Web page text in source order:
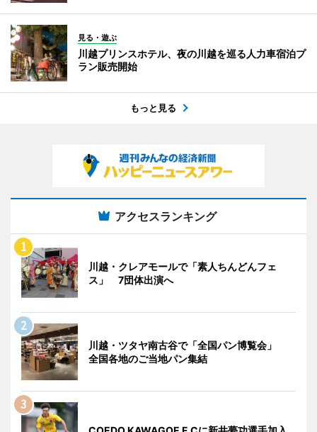
見る・遊ぶ
川越プリンスホテル、夜の川越を巡る人力車宿泊プ
ラン販売開始
もっと見る
アクセスランキング
川越・クレアモールで「素人ちんどんフェ
ス」 7団体出演へ
川越・ツタヤ南古谷で「全国パン博覧会」
全国各地のご当地パン集結